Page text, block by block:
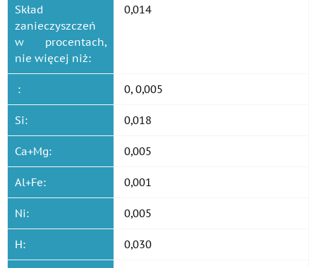
Skład
zanieczyszczeń
w procentach,
nie więcej niż:
0,014
: 0, 0,005
Si: 0,018
Ca+Mg: 0,005
Al+Fe: 0,001
Ni: 0,005
H: 0,030